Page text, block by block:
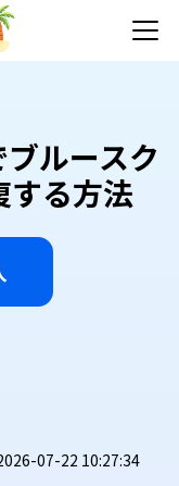
ルースク
する方法
07-22 10:27:34